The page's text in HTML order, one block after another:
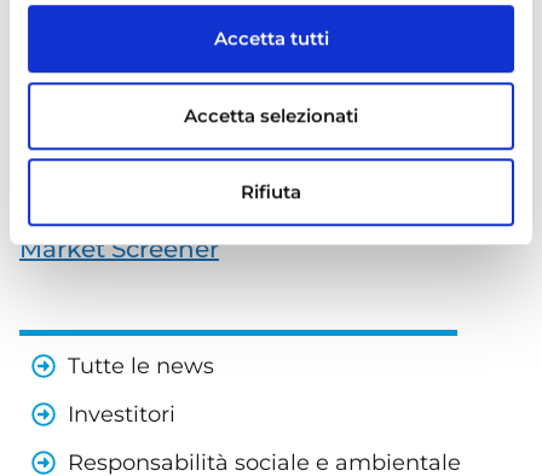
Accetta tutti
Accetta selezionati
Rifiuta
Soli Online
Liguria Business Journal
Market Screener
Tutte le news
Investitori
Responsabilità sociale e ambientale